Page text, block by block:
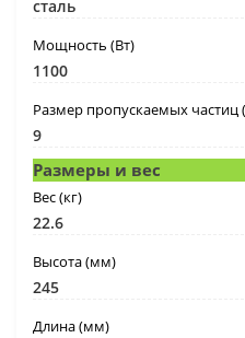
сталь
Мощность (Вт)
1100
Размер пропускаемых
9
Размеры и вес
Вес (кг)
22.6
Высота (мм)
245
Длина (мм)